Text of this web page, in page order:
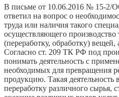
В письме от 10.06.2016 № 15-2/
ответил на вопрос о
труда или наличия такого
осуществляющего производство
(переработку, обработку)
Согласно ст. 209 ТК РФ под
понимать деятельность с
необходимых для превращения
продукцию. Такая деятельность
переработку различного сырья,